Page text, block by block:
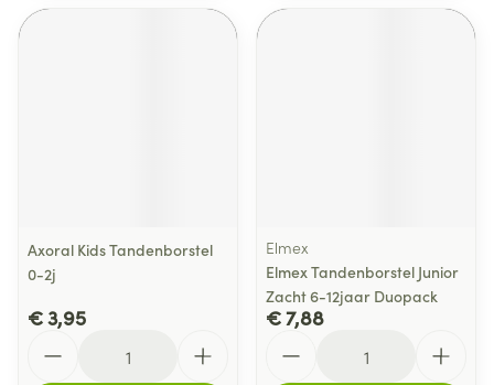
Axoral Kids Tandenborstel
0-2j
€ 3,95
Elmex
Elmex Tandenborstel Junior
Zacht 6-12jaar Duopack
€ 7,88